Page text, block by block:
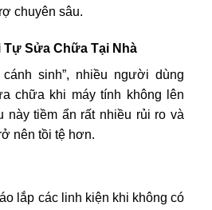
chuyên sâu.
Tự Sửa Chữa Tại Nhà
sinh”, nhiều người dùng
chữa khi máy tính không lên
này tiềm ẩn rất nhiều rủi ro và
nên tồi tệ hơn.
lắp các linh kiện khi không có